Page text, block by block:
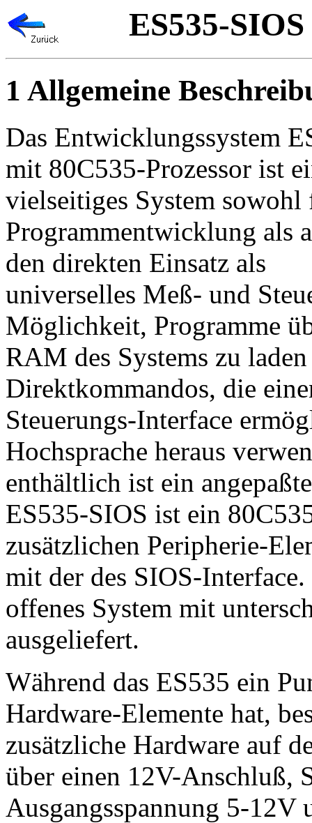
ES535-
1 Allgemeine
Das Entwicklungssystem
mit 80C535-Prozessor ist
vielseitiges System sowohl
Programmentwicklung als
den direkten Einsatz als
universelles Meß- und
Möglichkeit, Programme
RAM des Systems zu
Direktkommandos, die
Steuerungs-Interface
Hochsprache heraus
enthältlich ist ein
ES535-SIOS ist ein
zusätzlichen Peripherie-
mit der des SIOS-
offenes System mit
ausgeliefert.
Während das ES535 ein
Hardware-Elemente hat,
zusätzliche Hardware auf
über einen 12V-Anschluß,
Ausgangsspannung 5-12V